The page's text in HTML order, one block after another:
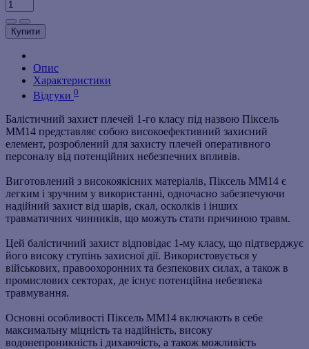
Купити
Опис
Характеристики
Відгуки 0
Балістичний захист плечей 1-го класу під назвою Піксель
ММ14 представляє собою високоефективний захисний
елемент, розроблений для захисту плечей оперативного
персоналу від потенційних небезпечних впливів.
Виготовлений з високоякісних матеріалів, Піксель ММ14 є
легким і зручним у використанні, одночасно забезпечуючи
надійний захист від шарів, скал, осколків і інших
травматичних чинників, що можуть стати причиною травм.
Цей балістичний захист відповідає 1-му класу, що підтверджує
його високу ступінь захисної дії. Використовується у
військових, правоохоронних та безпекових силах, а також в
промислових секторах, де існує потенційна небезпека
травмування.
Основні особливості Піксель ММ14 включають в себе
максимальну міцність та надійність, високу
водонепроникність і дихаючість, а також можливість